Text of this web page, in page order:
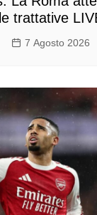
trattative
7 Agosto 2026